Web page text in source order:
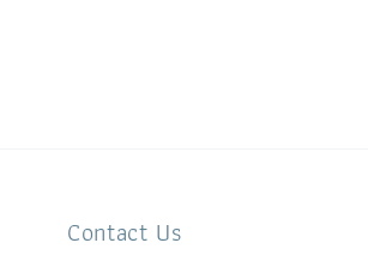
Contact Us